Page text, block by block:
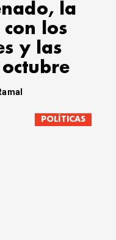
la
los
y las
octubre
POLÍTICAS